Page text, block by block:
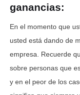
ganancias:
En el momento que
usted está dando de
empresa. Recuerde
sobre personas que
y en el peor de los